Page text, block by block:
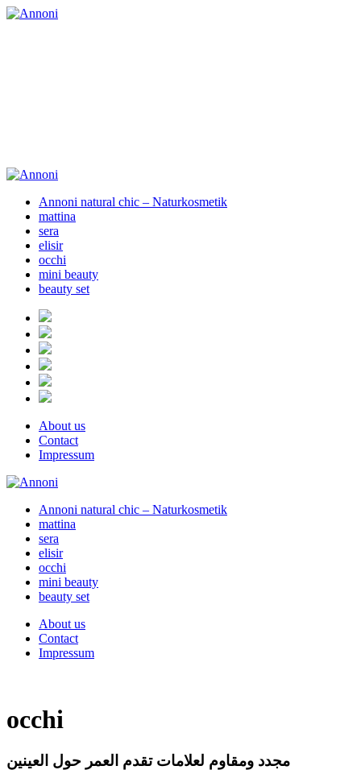
Annoni natural chic – Naturkosmetik
mattina
sera
elisir
occhi
mini beauty
beauty set
About us
Contact
Impressum
Annoni natural chic – Naturkosmetik
mattina
sera
elisir
occhi
mini beauty
beauty set
About us
Contact
Impressum
occhi
مجدد ومقاوم لعلامات تقدم العمر حول العينين